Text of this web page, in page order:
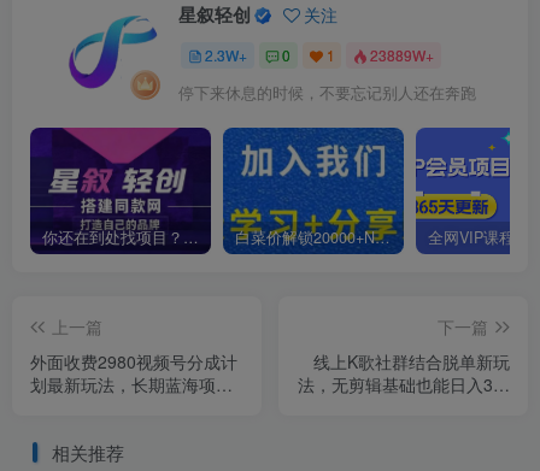
星叙轻创 关注
2.3W+ 0 1 23889W+
停下来休息的时候，不要忘记别人还在奔跑
你还在到处找项目？还在当韭菜？我靠卖项目一个月收入5万+，曾经我也是个失败者。 白菜价解锁20000+N个赚钱机会，加入星叙轻创会员，全站资源免费学习。
上一篇
外面收费2980视频号分成计
划最新玩法，长期蓝海项目
下一篇
线上K歌社群结合脱单新玩
法，无剪辑基础也能日入3位
相关推荐